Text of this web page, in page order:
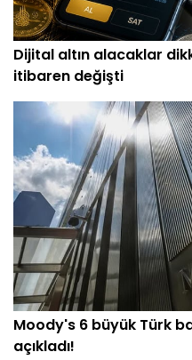
Dijital altın alacaklar
itibaren değişti
Moody's 6 büyük Türk
açıkladı!